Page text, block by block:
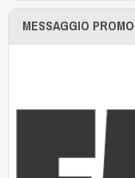
MESSAGGIO